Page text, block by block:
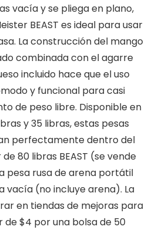
vacía y se pliega en plano,
BEAST es ideal para usar
La construcción del mango
combinada con el agarre
incluido hace que el uso
y funcional para casi
de peso libre. Disponible en
y 35 libras, estas pesas
perfectamente dentro del
80 libras BEAST (se vende
pesa rusa de arena portátil
vacía (no incluye arena). La
en tiendas de mejoras para
$4 por una bolsa de 50